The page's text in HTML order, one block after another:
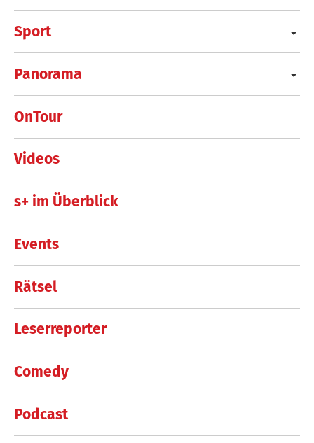
Sport
Panorama
OnTour
Videos
s+ im Überblick
Events
Rätsel
Leserreporter
Comedy
Podcast